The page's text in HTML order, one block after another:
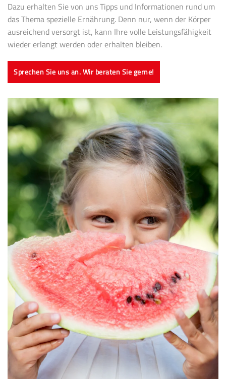
Dazu erhalten Sie von uns Tipps und Informationen rund um
das Thema spezielle Ernährung. Denn nur, wenn der Körper
ausreichend versorgt ist, kann Ihre volle Leistungsfähigkeit
wieder erlangt werden oder erhalten bleiben.
Sprechen Sie uns an. Wir beraten Sie gerne!